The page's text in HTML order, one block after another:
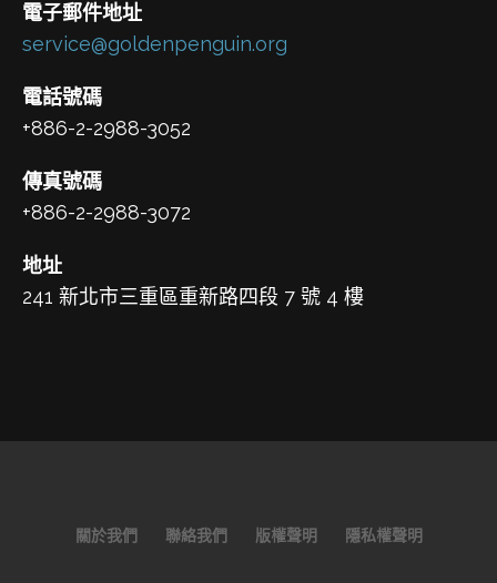
電子郵件地址
service@goldenpenguin.org
電話號碼
+886-2-2988-3052
傳真號碼
+886-2-2988-3072
地址
241 新北市三重區重新路四段 7 號 4 樓
關於我們 聯絡我們 版權聲明 隱私權聲明